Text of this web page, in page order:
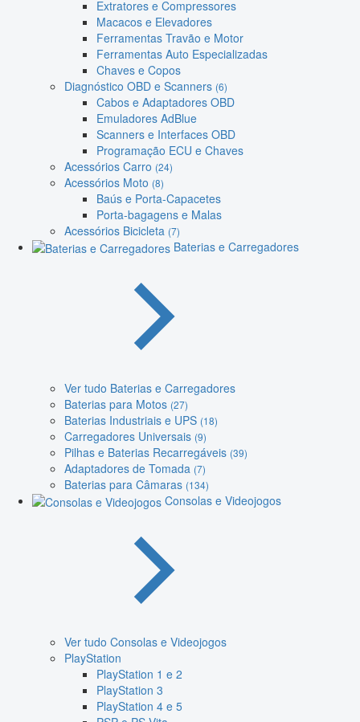
Extratores e Compressores
Macacos e Elevadores
Ferramentas Travão e Motor
Ferramentas Auto Especializadas
Chaves e Copos
Diagnóstico OBD e Scanners (6)
Cabos e Adaptadores OBD
Emuladores AdBlue
Scanners e Interfaces OBD
Programação ECU e Chaves
Acessórios Carro (24)
Acessórios Moto (8)
Baús e Porta-Capacetes
Porta-bagagens e Malas
Acessórios Bicicleta (7)
Baterias e Carregadores
Ver tudo Baterias e Carregadores
Baterias para Motos (27)
Baterias Industriais e UPS (18)
Carregadores Universais (9)
Pilhas e Baterias Recarregáveis (39)
Adaptadores de Tomada (7)
Baterias para Câmaras (134)
Consolas e Videojogos
Ver tudo Consolas e Videojogos
PlayStation
PlayStation 1 e 2
PlayStation 3
PlayStation 4 e 5